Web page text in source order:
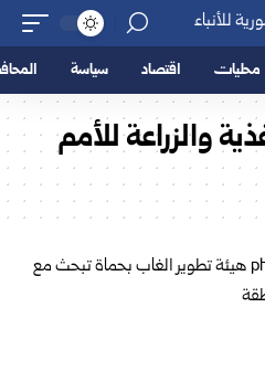
محليات اقتصاد سياسة
‏والزراعة للأمم